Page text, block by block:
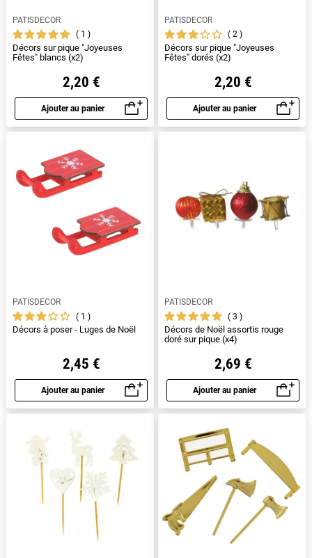
PATISDECOR
1
Décors sur pique "Joyeuses
Fêtes" blancs (x2)
2,20 €
Ajouter au panier
Aperçu rapide
PATISDECOR
2
Décors sur pique "Joyeuses
Fêtes" dorés (x2)
2,20 €
Ajouter au panier
Aperçu rapide
PATISDECOR
1
Décors à poser - Luges de Noël
2,45 €
Ajouter au panier
Aperçu rapide
PATISDECOR
3
Décors de Noël assortis rouge
doré sur pique (x4)
2,69 €
Ajouter au panier
Aperçu rapide